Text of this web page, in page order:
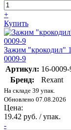
+
Купить
Зажим "крокодил"
0009-9
Артикул: 16-0009-
Бренд:
Rexant
На складе 39 упак.
Обновлено 07.08.2026
Цена:
19.42 руб. / упак.
-